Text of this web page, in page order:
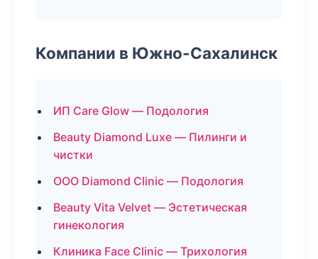
Компании в Южно-Сахалинск
ИП Care Glow — Подология
Beauty Diamond Luxe — Пилинги и
чистки
ООО Diamond Clinic — Подология
Beauty Vita Velvet — Эстетическая
гинекология
Клиника Face Clinic — Трихология